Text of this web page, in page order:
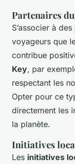
Partenaires
S’associer à des
voyageurs que
contribue
Key, par
respectant les
Opter pour ce
directement les
la planète.
Initiatives
Les initiatives